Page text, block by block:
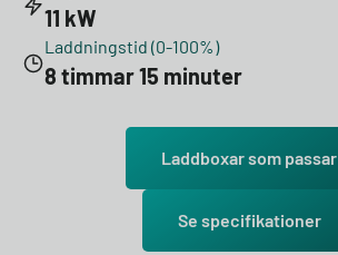
11 kW
Laddningstid (0-100%)
8 timmar 15 minuter
Laddboxar som passar
Se specifikationer